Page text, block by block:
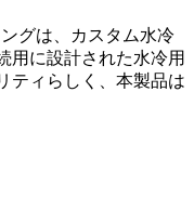
グは、カスタム水冷
用に設計された水冷用
ティらしく、本製品は